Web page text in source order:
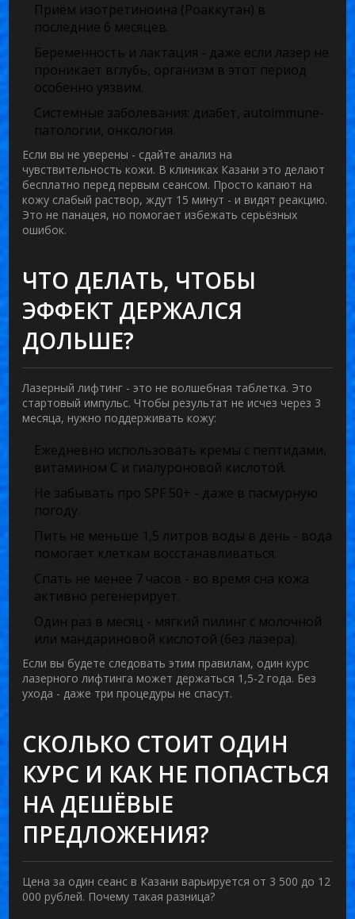
Приём изотретиноина (Роаккутан) в
последние 6 месяцев.
Беременность и лактация - даже если лазер не
проникает вглубь, организм в этот период
особенно уязвим.
Системные заболевания: диабет, autoimmune-
патологии, онкология.
Если вы не уверены - сдайте анализ на
чувствительность кожи. В клиниках Казани это делают
бесплатно перед первым сеансом. Просто капают на
кожу слабый раствор, ждут 15 минут - и видят реакцию.
Это не панацея, но помогает избежать серьёзных
ошибок.
ЧТО ДЕЛАТЬ, ЧТОБЫ
ЭФФЕКТ ДЕРЖАЛСЯ
ДОЛЬШЕ?
Лазерный лифтинг - это не волшебная таблетка. Это
стартовый импульс. Чтобы результат не исчез через 3
месяца, нужно поддерживать кожу:
Ежедневно использовать кремы с пептидами,
витамином С и гиалуроновой кислотой.
Не забывать про SPF 50+ - даже в пасмурную
погоду.
Пить не меньше 1,5 литров воды в день - вода
помогает клеткам восстанавливаться.
Спать не менее 7 часов - во время сна кожа
активно регенерирует.
Один раз в месяц - мягкий пилинг с молочной
или мандариновой кислотой (без лазера).
Если вы будете следовать этим правилам, один курс
лазерного лифтинга может держаться 1,5-2 года. Без
ухода - даже три процедуры не спасут.
СКОЛЬКО СТОИТ ОДИН
КУРС И КАК НЕ ПОПАСТЬСЯ
НА ДЕШЁВЫЕ
ПРЕДЛОЖЕНИЯ?
Цена за один сеанс в Казани варьируется от 3 500 до 12
000 рублей. Почему такая разница?